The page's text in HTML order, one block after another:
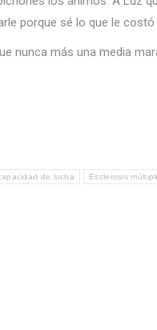
porque sé lo que le costó
nunca más una media
de lucha Esclerosis